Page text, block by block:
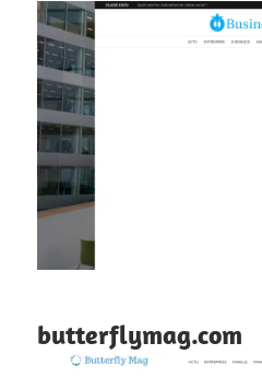
butterflymag.com